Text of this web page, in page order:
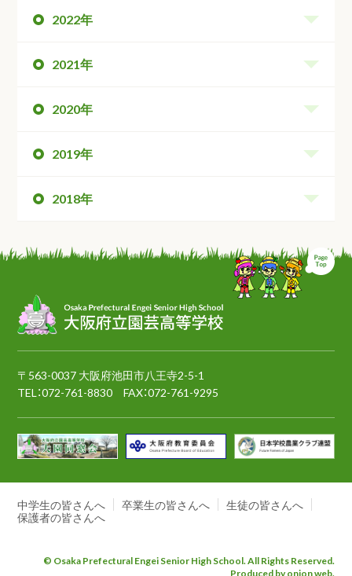
2022年
2021年
2020年
2019年
2018年
ペ
〒563-0037 大阪府池田市八王寺2-5-1
TEL：072-761-8830 FAX：072-761-9295
中学生の皆さんへ 卒業生の皆さんへ
生徒の皆さんへ
保護者の皆さんへ
© Osaka Prefectural Engei Senior High School. All Rights Reserved.
Produced by onion web.